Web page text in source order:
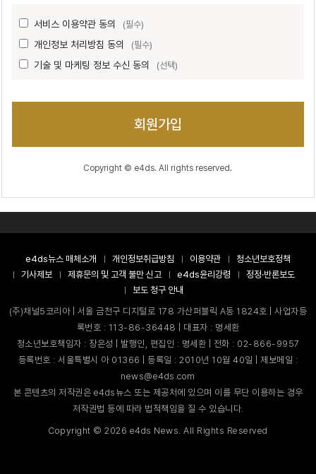
서비스 이용약관 동의 (필수)
개인정보 처리방침 동의 (필수)
기술 및 마케팅 정보 수신 동의 (선택)
회원가입
Copyright © e4ds. All rights reserved.
e4ds뉴스 매체소개 개인정보취급방침 이용약관
청소년보호정책
기사제보
제휴문의 및 고객 불만 신고 e4ds윤리강령
정정·반론보도
보도 청구 안내
(주)채널5코리아 | 서울 금천구 디지털로 178 가산퍼블릭 A동 1824호 | 사업자등
록번호 : 113-86-36448 | 대표자 : 명세환
청소년보호책임자 : 장은성 | 발행인, 편집인 : 명세환 | 전화 : 02-866-9957
등록번호 : 서울특별시 아 01366 | 등록일 : 2010년 10월 40일 | 제보메일 :
news@e4ds.com
본 콘텐츠의 저작권은 e4ds뉴스 또는 제공처에 있으며 이를 무단 이용하는 경우
저작권법 등에 따라 법적책임을 질 수 있습니다.
Copyright ©2026 e4ds News. All Rights Reserved